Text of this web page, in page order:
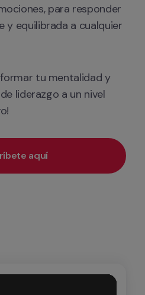
para responder
y equilibrada a cualquier
tu mentalidad y
liderazgo a un nivel
aquí